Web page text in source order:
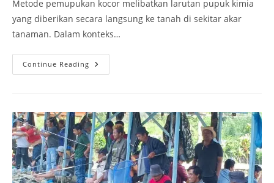
Metode pemupukan kocor melibatkan larutan pupuk kimia
yang diberikan secara langsung ke tanah di sekitar akar
tanaman. Dalam konteks…
Continue Reading